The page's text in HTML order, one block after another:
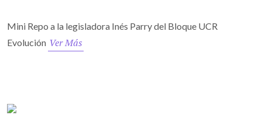
Mini Repo a la legisladora Inés Parry del Bloque UCR
Evolución Ver Más